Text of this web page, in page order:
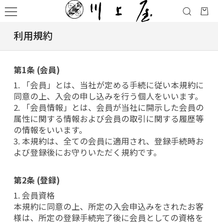
利用規約
第1条 (会員)
1. 「会員」とは、当社が定める手続に従い本規約に
同意の上、入会の申し込みを行う個人をいいます。
2. 「会員情報」とは、会員が当社に開示した会員の
属性に関する情報および会員の取引に関する履歴等
の情報をいいます。
3. 本規約は、全ての会員に適用され、登録手続時お
よび登録後にお守りいただく規約です。
第2条 (登録)
1. 会員資格
本規約に同意の上、所定の入会申込みをされたお客
様は、所定の登録手続完了後に会員としての資格を